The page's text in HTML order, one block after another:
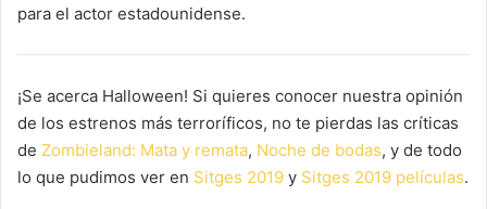
para el actor estadounidense.
¡Se acerca Halloween! Si quieres conocer nuestra opinión
de los estrenos más terroríficos, no te pierdas las críticas
de Zombieland: Mata y remata, Noche de bodas, y de todo
lo que pudimos ver en Sitges 2019 y Sitges 2019 películas.